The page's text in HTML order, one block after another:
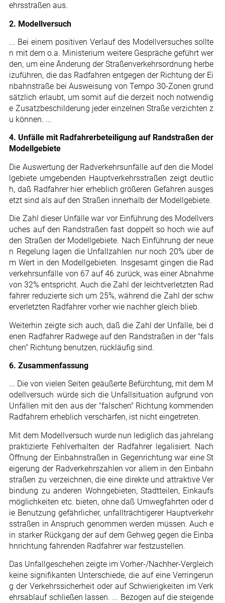
ehrsstraßen aus.
2. Modellversuch
... Bei einem positiven Verlauf des Modellversuches sollte
n mit dem o.a. Ministerium weitere Gespräche geführt wer
den, um eine Änderung der Straßenverkehrsordnung herbe
izuführen, die das Radfahren entgegen der Richtung der Ei
nbahnstraße bei Ausweisung von Tempo 30-Zonen grund
sätzlich erlaubt, um somit auf die derzeit noch notwendig
e Zusatzbeschilderung jeder einzelnen Straße verzichten z
u können. ...
4. Unfälle mit Radfahrerbeteiligung auf Randstraßen der
Modellgebiete
Die Auswertung der Radverkehrsunfälle auf den die Model
lgebiete umgebenden Hauptverkehrsstraßen zeigt deutlic
h, daß Radfahrer hier erheblich größeren Gefahren ausges
etzt sind als auf den Straßen innerhalb der Modellgebiete.
Die Zahl dieser Unfälle war vor Einführung des Modellvers
uches auf den Randstraßen fast doppelt so hoch wie auf
den Straßen der Modellgebiete. Nach Einführung der neue
n Regelung lagen die Unfallzahlen nur noch 20% über de
m Wert in den Modellgebieten. Insgesamt gingen die Rad
verkehrsunfälle von 67 auf 46 zurück, was einer Abnahme
von 32% entspricht. Auch die Zahl der leichtverletzten Rad
fahrer reduzierte sich um 25%, während die Zahl der schw
erverletzten Radfahrer vorher wie nachher gleich blieb.
Weiterhin zeigte sich auch, daß die Zahl der Unfälle, bei d
enen Radfahrer Radwege auf den Randstraßen in der "fals
chen" Richtung benutzen, rückläufig sind.
6. Zusammenfassung
... Die von vielen Seiten geäußerte Befürchtung, mit dem M
odellversuch würde sich die Unfallsituation aufgrund von
Unfällen mit den aus der "falschen" Richtung kommenden
Radfahrern erheblich verschärfen, ist nicht eingetreten.
Mit dem Modellversuch wurde nun lediglich das jahrelang
praktizierte Fehlverhalten der Radfahrer legalisiert. Nach
Öffnung der Einbahnstraßen in Gegenrichtung war eine St
eigerung der Radverkehrszahlen vor allem in den Einbahn
straßen zu verzeichnen, die eine direkte und attraktive Ver
bindung zu anderen Wohngebieten, Stadtteilen, Einkaufs
möglichkeiten etc. bieten, ohne daß Umwegfahrten oder d
ie Benutzung gefährlicher, unfallträchtigerer Hauptverkehr
sstraßen in Anspruch genommen werden müssen. Auch e
in starker Rückgang der auf dem Gehweg gegen die Einba
hnrichtung fahrenden Radfahrer war festzustellen.
Das Unfallgeschehen zeigte im Vorher-/Nachher-Vergleich
keine signifikanten Unterschiede, die auf eine Verringerun
g der Verkehrssicherheit oder auf Schwierigkeiten im Verk
ehrsablauf schließen lassen. ... Bezogen auf die steigende